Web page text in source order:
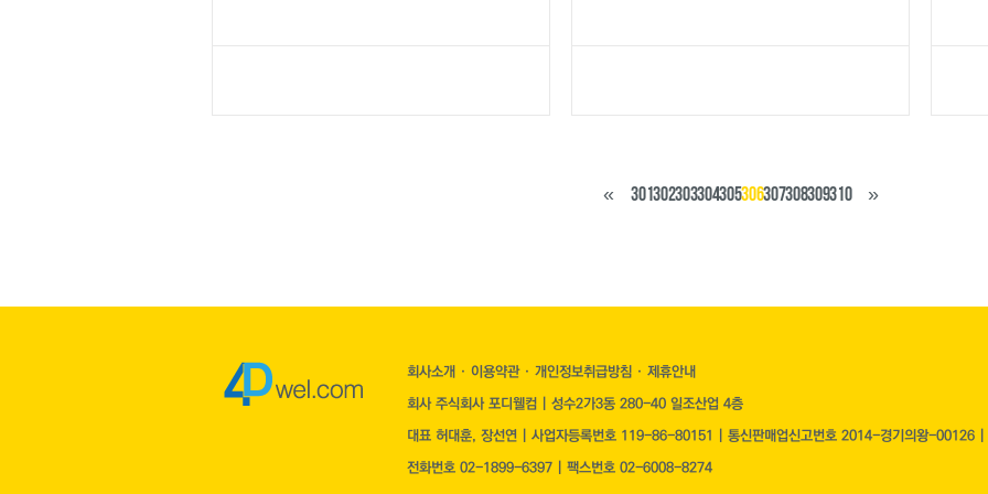
« 301302303304305306307308309310 »
회사소개 · 이용약관 · 개인정보취급방침 · 제휴안내
회사 주식회사 포디웰컴 | 성수2가3동 280-40 일조산업 4층
대표 허대훈, 장선연 | 사업자등록번호 119-86-80151 | 통신판매업신고번호 2014-경기의왕-00126 |
전화번호 02-1899-6397 | 팩스번호 02-6008-8274